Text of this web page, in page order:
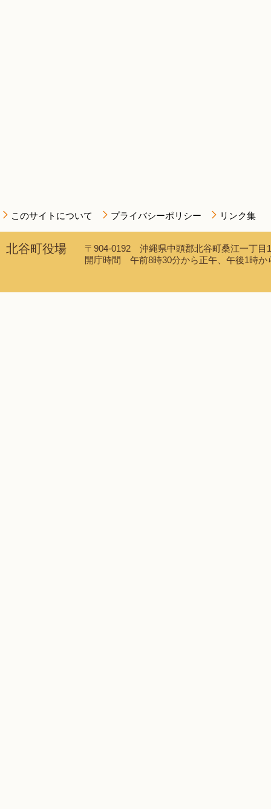
このサイトについて プライバシーポリシー リンク集
北谷町役場
〒904-0192 沖縄県中頭郡北谷町桑江一丁
開庁時間 午前8時30分から正午、午後1時か